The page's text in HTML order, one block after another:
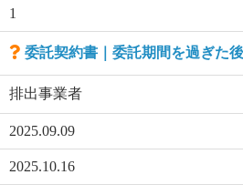
1
委託契約書｜委託期間を過ぎた
排出事業者
2025.09.09
2025.10.16